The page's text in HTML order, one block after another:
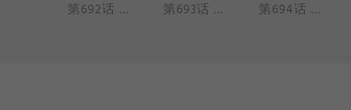
第692话 我在遥望，月亮之上，有多少玉兔在自由的建房。 第693话 学乐器就是要挑趁手的。 第694话 听到某些音乐的时候，眼前会很自然地浮现出画面。